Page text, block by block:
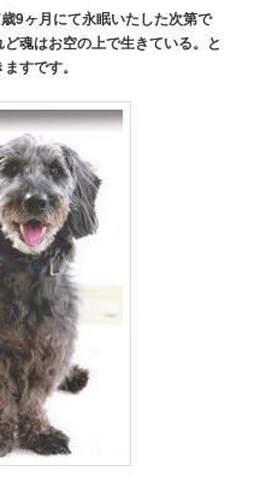
9ヶ月にて永眠いたした次第で
魂はお空の上で生きている。と
すです。